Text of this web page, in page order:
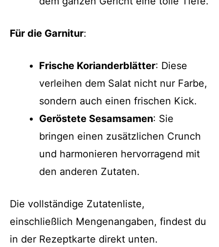
Für die Garnitur:
Frische Korianderblätter: Diese
verleihen dem Salat nicht nur Farbe,
sondern auch einen frischen Kick.
Geröstete Sesamsamen: Sie
bringen einen zusätzlichen Crunch
und harmonieren hervorragend mit
den anderen Zutaten.
Die vollständige Zutatenliste,
einschließlich Mengenangaben, findest du
in der Rezeptkarte direkt unten.